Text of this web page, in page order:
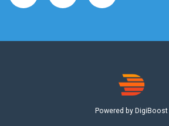
Powered by DigiBoost